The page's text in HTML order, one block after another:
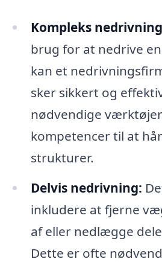
Kompleks
brug for at nedrive
kan et
sker sikkert og
nødvendige
kompetencer til at
strukturer.
Delvis nedrivning:
inkludere at fjerne
af eller nedlægge
Dette er ofte